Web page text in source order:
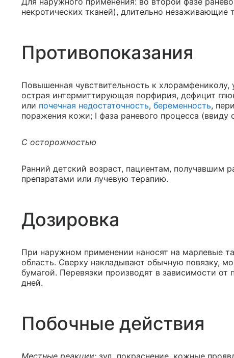
некротических тканей), длительно незаживающие
Противопоказания
Повышенная чувствительность к хлорамфениколу,
острая интермиттирующая порфирия, дефицит
или почечная недостаточность, беременность,
поражения кожи; I фаза раневого процесса (ввиду
С осторожностью
Ранний детский возраст, пациентам, получавшим
препаратами или лучевую терапию.
Дозировка
При наружном применении наносят на марлевые
область. Сверху накладывают обычную повязку,
бумагой. Перевязки производят в зависимости от
дней.
Побочные действия
Местные реакции: зуд, покраснение, кожные